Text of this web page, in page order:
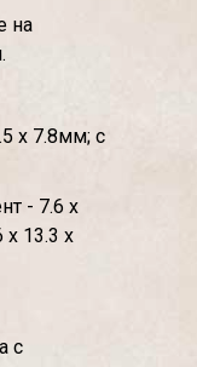
на
х 7.8мм; с
- 7.6 х
13.3 х
с